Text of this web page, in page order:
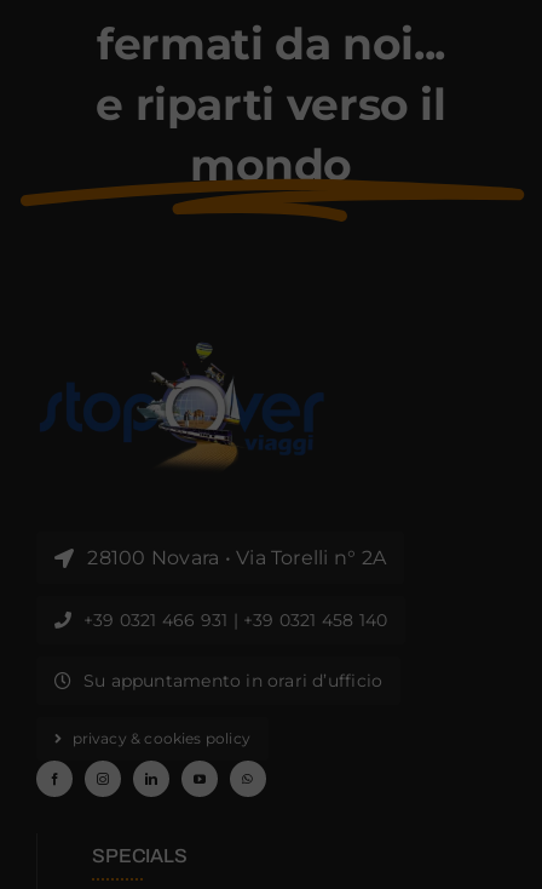
fermati da noi...
e riparti verso il
mondo
28100 Novara • Via Torelli n° 2A
+39 0321 466 931 | +39 0321 458 140
Su appuntamento in orari d’ufficio
privacy & cookies policy
SPECIALS